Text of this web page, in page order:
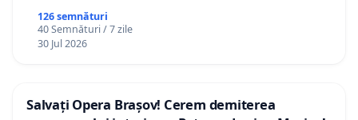
126 semnături
40 Semnături / 7 zile
30 Jul 2026
Salvați Opera Brașov! Cerem demiterea